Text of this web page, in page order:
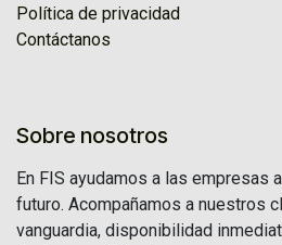
Política de privacidad
Contáctanos
Sobre nosotros
En FIS ayudamos a las empresas
futuro. Acompañamos a nuestros
vanguardia, disponibilidad